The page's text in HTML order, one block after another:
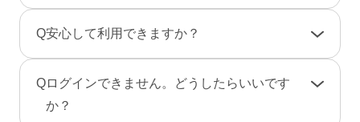
男性は、事前にポイントをご購入のうえご利用
となります。（1P＝約10円、消費ポイントはサ
ービスによって異なります）
また、検索結果にあなたのプロフィールが表示
されないように設定することもできます。
手続き」から行えます。
画・メッセージ・ポイント（コイン）などのア
カウント情報はすべて削除されます。復旧や返
Q安心して利用できますか？
ービスでは24時間365日体制で有人による監視・
通報対応・年齢確認を行っております。
Qログインできません。どうしたらいいです
か？